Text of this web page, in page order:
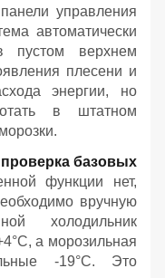
управления
автоматически
пустом верхнем
плесени и
энергии, но
в штатном
базовых
функции нет,
вручную
холодильник
а морозильная
-19°C. Это